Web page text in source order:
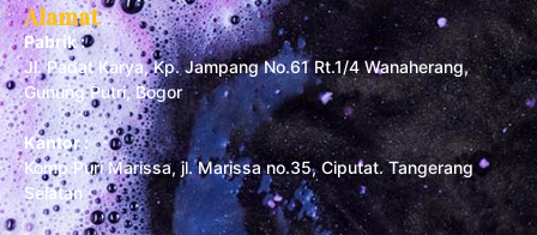
Alamat
Pabrik :
Jl. Padat Karya, Kp. Jampang No.61 Rt.1/4 Wanaherang,
Gunung Putri, Bogor
Kantor :
Komp Puri Marissa, jl. Marissa no.35, Ciputat. Tangerang
Selatan